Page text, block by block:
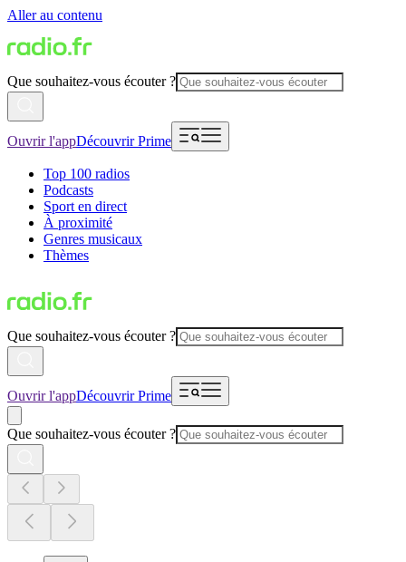
Aller au contenu
Que souhaitez-vous écouter ?
Ouvrir l'appDécouvrir Prime
Top 100 radios
Podcasts
Sport en direct
À proximité
Genres musicaux
Thèmes
Que souhaitez-vous écouter ?
Ouvrir l'appDécouvrir Prime
Que souhaitez-vous écouter ?